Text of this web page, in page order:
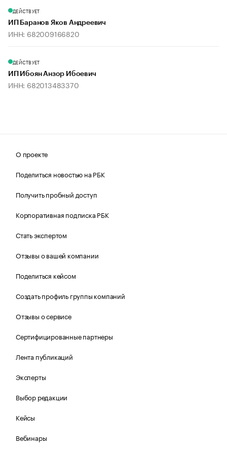
ДЕЙСТВУЕТ
ИП Баранов Яков Андреевич
ИНН: 682009166820
ДЕЙСТВУЕТ
ИП Ибоян Анзор Ибоевич
ИНН: 682013483370
О проекте
Поделиться новостью на РБК
Получить пробный доступ
Корпоративная подписка РБК
Стать экспертом
Отзывы о вашей компании
Поделиться кейсом
Создать профиль группы компаний
Отзывы о сервисе
Сертифицированные партнеры
Лента публикаций
Эксперты
Выбор редакции
Кейсы
Вебинары